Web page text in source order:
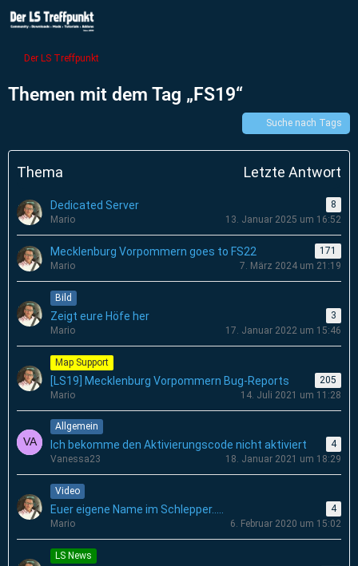
Der LS Treffpunkt
Themen mit dem Tag „FS19“
Suche nach Tags
Thema Letzte Antwort
Dedicated Server
8
Mario
13. Januar 2025 um 16:52
Mecklenburg Vorpommern goes to FS22
171
Mario
7. März 2024 um 21:19
Bild
Zeigt eure Höfe her
3
Mario
17. Januar 2022 um 15:46
Map Support
[LS19] Mecklenburg Vorpommern Bug-Reports
205
Mario
14. Juli 2021 um 11:28
Allgemein
Ich bekomme den Aktivierungscode nicht aktiviert
4
Vanessa23
18. Januar 2021 um 18:29
Video
Euer eigene Name im Schlepper.....
4
Mario
6. Februar 2020 um 15:02
LS News